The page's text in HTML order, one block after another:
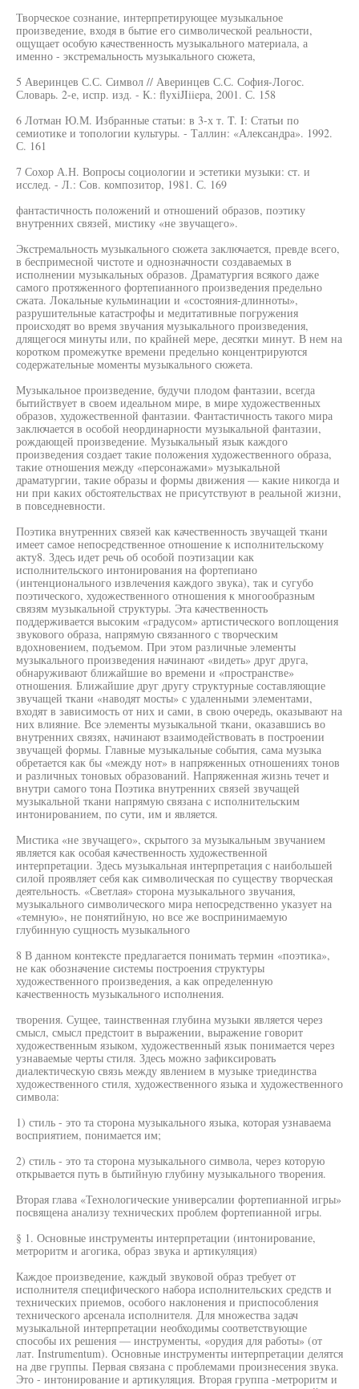
Творческое сознание, интерпретирующее музыкальное
произведение, входя в бытие его символической реальности,
ощущает особую качественность музыкального материала, а
именно - экстремальность музыкального сюжета,
5 Аверинцев С.С. Символ // Аверинцев С.С. София-Логос.
Словарь. 2-е, испр. изд. - К.: flyxiJIiiepa, 2001. С. 158
6 Лотман Ю.М. Избранные статьи: в 3-х т. T. I: Статьи по
семиотике и топологии культуры. - Таллин: «Александра». 1992.
С. 161
7 Сохор А.Н. Вопросы социологии и эстетики музыки: ст. и
исслед. - Л.: Сов. композитор, 1981. С. 169
фантастичность положений и отношений образов, поэтику
внутренних связей, мистику «не звучащего».
Экстремальность музыкального сюжета заключается, превде всего,
в беспримесной чистоте и однозначности создаваемых в
исполнении музыкальных образов. Драматургия всякого даже
самого протяженного фортепианного произведения предельно
сжата. Локальные кульминации и «состояния-длинноты»,
разрушительные катастрофы и медитативные погружения
происходят во время звучания музыкального произведения,
длящегося минуты или, по крайней мере, десятки минут. В нем на
коротком промежутке времени предельно концентрируются
содержательные моменты музыкального сюжета.
Музыкальное произведение, будучи плодом фантазии, всегда
бытийствует в своем идеальном мире, в мире художественных
образов, художественной фантазии. Фантастичность такого мира
заключается в особой неординарности музыкальной фантазии,
рождающей произведение. Музыкальный язык каждого
произведения создает такие положения художественного образа,
такие отношения между «персонажами» музыкальной
драматургии, такие образы и формы движения — какие никогда и
ни при каких обстоятельствах не присутствуют в реальной жизни,
в повседневности.
Поэтика внутренних связей как качественность звучащей ткани
имеет самое непосредственное отношение к исполнительскому
акту8. Здесь идет речь об особой поэтизации как
исполнительского интонирования на фортепиано
(интенционального извлечения каждого звука), так и сугубо
поэтического, художественного отношения к многообразным
связям музыкальной структуры. Эта качественность
поддерживается высоким «градусом» артистического воплощения
звукового образа, напрямую связанного с творческим
вдохновением, подъемом. При этом различные элементы
музыкального произведения начинают «видеть» друг друга,
обнаруживают ближайшие во времени и «пространстве»
отношения. Ближайшие друг другу структурные составляющие
звучащей ткани «наводят мосты» с удаленными элементами,
входят в зависимость от них и сами, в свою очередь, оказывают на
них влияние. Все элементы музыкальной ткани, оказавшись во
внутренних связях, начинают взаимодействовать в построении
звучащей формы. Главные музыкальные события, сама музыка
обретается как бы «между нот» в напряженных отношениях тонов
и различных тоновых образований. Напряженная жизнь течет и
внутри самого тона Поэтика внутренних связей звучащей
музыкальной ткани напрямую связана с исполнительским
интонированием, по сути, им и является.
Мистика «не звучащего», скрытого за музыкальным звучанием
является как особая качественность художественной
интерпретации. Здесь музыкальная интерпретация с наибольшей
силой проявляет себя как символическая по существу творческая
деятельность. «Светлая» сторона музыкального звучания,
музыкального символического мира непосредственно указует на
«темную», не понятийную, но все же воспринимаемую
глубинную сущность музыкального
8 В данном контексте предлагается понимать термин «поэтика»,
не как обозначение системы построения структуры
художественного произведения, а как определенную
качественность музыкального исполнения.
творения. Сущее, таинственная глубина музыки является через
смысл, смысл предстоит в выражении, выражение говорит
художественным языком, художественный язык понимается через
узнаваемые черты стиля. Здесь можно зафиксировать
диалектическую связь между явлением в музыке триединства
художественного стиля, художественного языка и художественного
символа:
1) стиль - это та сторона музыкального языка, которая узнаваема
восприятием, понимается им;
2) стиль - это та сторона музыкального символа, через которую
открывается путь в бытийную глубину музыкального творения.
Вторая глава «Технологические универсалии фортепианной игры»
посвящена анализу технических проблем фортепианной игры.
§ 1. Основные инструменты интерпретации (интонирование,
метроритм и агогика, образ звука и артикуляция)
Каждое произведение, каждый звуковой образ требует от
исполнителя специфического набора исполнительских средств и
технических приемов, особого наклонения и приспособления
технического арсенала исполнителя. Для множества задач
музыкальной интерпретации необходимы соответствующие
способы их решения — инструменты, «орудия для работы» (от
лат. Instrumentum). Основные инструменты интерпретации делятся
на две группы. Первая связана с проблемами произнесения звука.
Это - интонирование и артикуляция. Вторая группа -метроритм и